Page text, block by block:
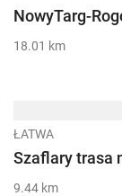
NowyTarg-
18.01 km
ŁATWA
Szaflary trasa
9.44 km